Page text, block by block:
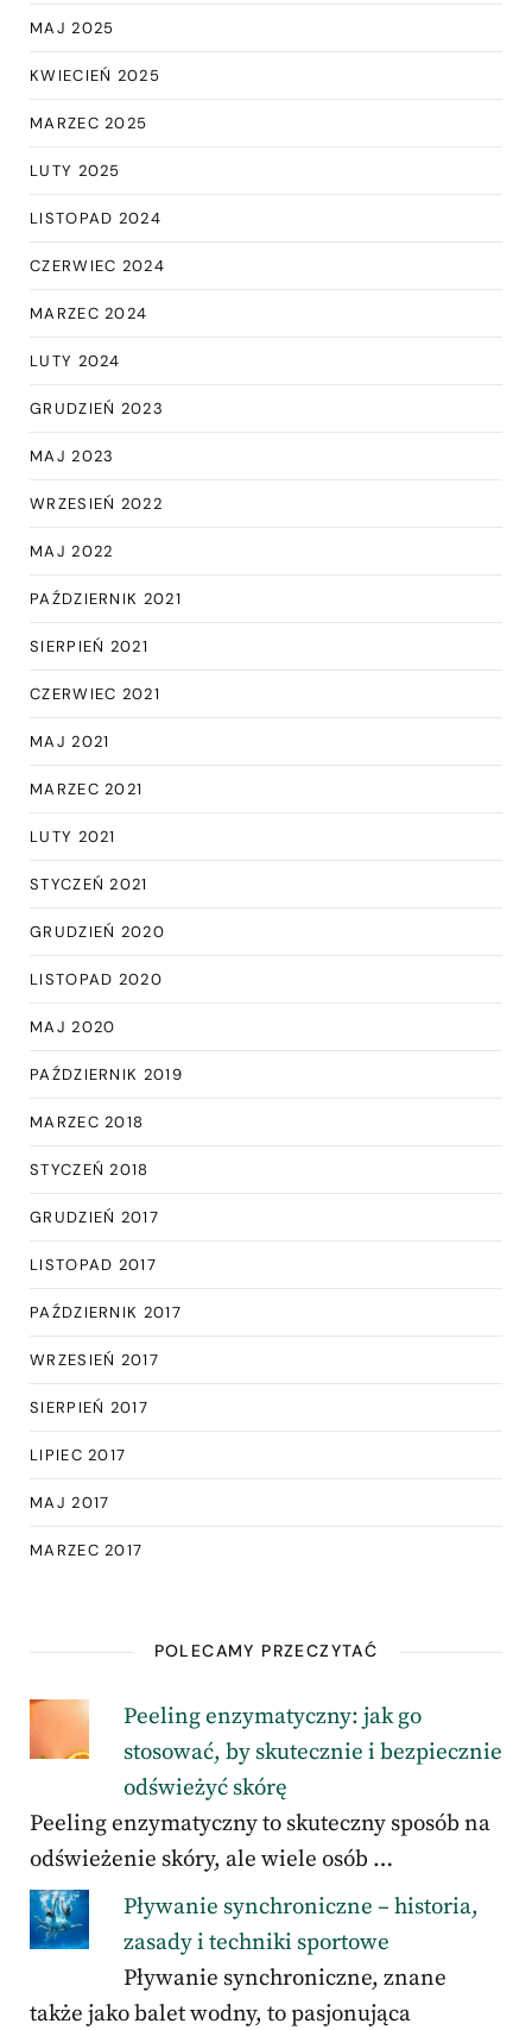
MAJ 2025
KWIECIEŃ 2025
MARZEC 2025
LUTY 2025
LISTOPAD 2024
CZERWIEC 2024
MARZEC 2024
LUTY 2024
GRUDZIEŃ 2023
MAJ 2023
WRZESIEŃ 2022
MAJ 2022
PAŹDZIERNIK 2021
SIERPIEŃ 2021
CZERWIEC 2021
MAJ 2021
MARZEC 2021
LUTY 2021
STYCZEŃ 2021
GRUDZIEŃ 2020
LISTOPAD 2020
MAJ 2020
PAŹDZIERNIK 2019
MARZEC 2018
STYCZEŃ 2018
GRUDZIEŃ 2017
LISTOPAD 2017
PAŹDZIERNIK 2017
WRZESIEŃ 2017
SIERPIEŃ 2017
LIPIEC 2017
MAJ 2017
MARZEC 2017
POLECAMY PRZECZYTAĆ
Peeling enzymatyczny: jak go
stosować, by skutecznie i bezpiecznie
odświeżyć skórę
Peeling enzymatyczny to skuteczny sposób na
odświeżenie skóry, ale wiele osób …
Pływanie synchroniczne – historia,
zasady i techniki sportowe
Pływanie synchroniczne, znane
także jako balet wodny, to pasjonująca